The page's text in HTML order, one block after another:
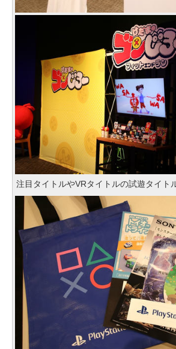
注目タイトルやVRタイトルの試遊タイト